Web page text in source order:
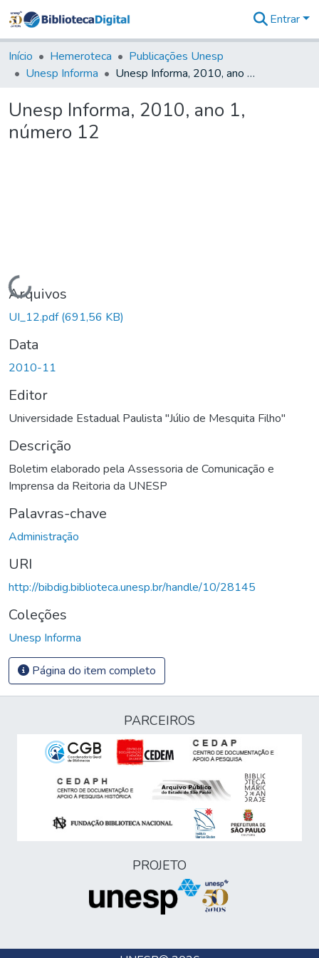
&
Coleções
Tudo na
Digital
Entrar
Início Hemeroteca
Publicações Unesp
Unesp Informa
Unesp Informa, 2010, ano 1, número 12
Unesp Informa, 2010, ano 1,
número 12
Carregando...
Arquivos
UI_12.pdf(691,56 KB)
Data
2010-11
Editor
Universidade Estadual Paulista "Júlio de Mesquita Filho"
Descrição
Boletim elaborado pela Assessoria de Comunicação e
Imprensa da Reitoria da UNESP
Palavras-chave
Administração
URI
http://bibdig.biblioteca.unesp.br/handle/10/28145
Coleções
Unesp Informa
Página do item completo
PARCEIROS
PROJETO